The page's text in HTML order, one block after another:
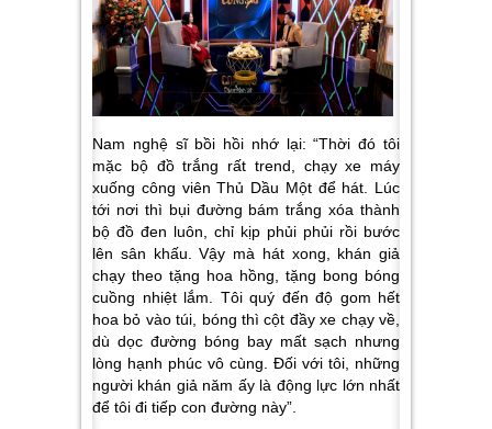
Nam nghệ sĩ bồi hồi nhớ lại: “Thời đó tôi
mặc bộ đồ trắng rất trend, chạy xe máy
xuống công viên Thủ Dầu Một để hát. Lúc
tới nơi thì bụi đường bám trắng xóa thành
bộ đồ đen luôn, chỉ kịp phủi phủi rồi bước
lên sân khấu. Vậy mà hát xong, khán giả
chạy theo tặng hoa hồng, tặng bong bóng
cuồng nhiệt lắm. Tôi quý đến độ gom hết
hoa bỏ vào túi, bóng thì cột đầy xe chạy về,
dù dọc đường bóng bay mất sạch nhưng
lòng hạnh phúc vô cùng. Đối với tôi, những
người khán giả năm ấy là động lực lớn nhất
để tôi đi tiếp con đường này”.